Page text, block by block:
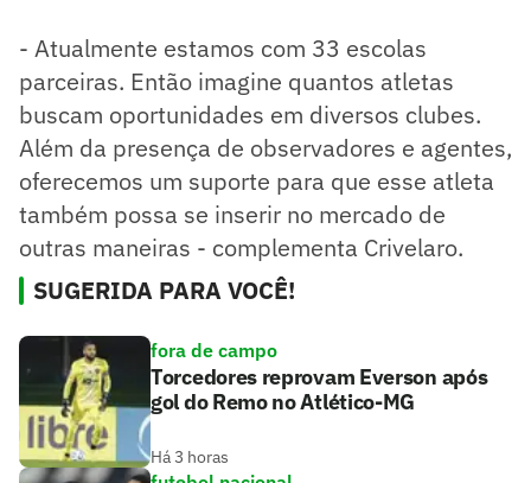
- Atualmente estamos com 33 escolas
parceiras. Então imagine quantos atletas
buscam oportunidades em diversos clubes.
Além da presença de observadores e agentes,
oferecemos um suporte para que esse atleta
também possa se inserir no mercado de
outras maneiras - complementa Crivelaro.
SUGERIDA PARA VOCÊ!
fora de campo
Torcedores reprovam Everson após
gol do Remo no Atlético-MG
Há 3 horas